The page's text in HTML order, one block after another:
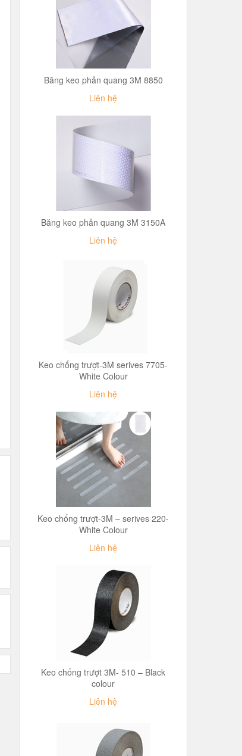
Băng keo phản quang 3M 8850
Liên hệ
Băng keo phản quang 3M 3150A
Liên hệ
Keo chống trượt-3M serives 7705-
White Colour
Liên hệ
Keo chống trượt-3M – serives 220-
White Colour
Liên hệ
Keo chống trượt 3M- 510 – Black
colour
Liên hệ